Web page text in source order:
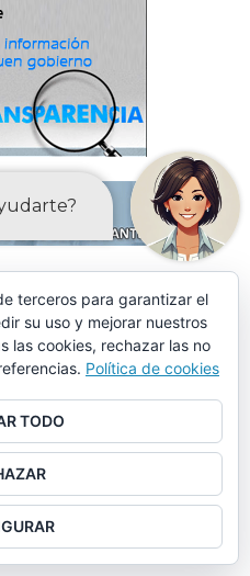
terceros para garantizar el
su uso y mejorar nuestros
las cookies, rechazar las no
Política de cookies
TODO